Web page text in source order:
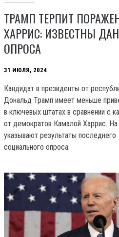
ТРАМП ТЕРПИТ
ХАРРИС: ИЗВЕСТНЫ
ОПРОСА
31 ИЮЛЯ, 2024
Кандидат в президенты от
Дональд Трамп имеет меньше
в ключевых штатах в сравнении с
от демократов Камалой Харрис. На
указывают результаты последнего
социального опроса.